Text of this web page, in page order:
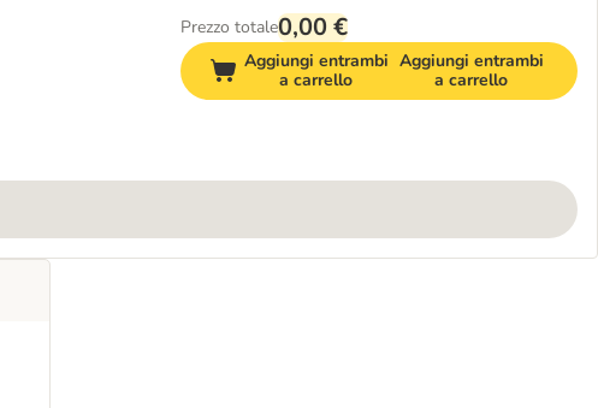
Prezzo totale0,00 €
Aggiungi entrambi
a carrello
Aggiungi entrambi
a carrello